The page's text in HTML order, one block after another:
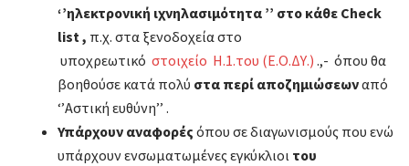
‘’ηλεκτρονική ιχνηλασιμότητα ’’ στο κάθε Check
list , π.χ. στα ξενοδοχεία στο
υποχρεωτικό στοιχείο Η.1.του (Ε.Ο.ΔΥ.) .,- όπου θα
βοηθούσε κατά πολύ στα περί αποζημιώσεωναπό
‘’Αστική ευθύνη’’ .
Υπάρχουν αναφορές όπου σε διαγωνισμούς που ενώ
υπάρχουν ενσωματωμένες εγκύκλιοι του